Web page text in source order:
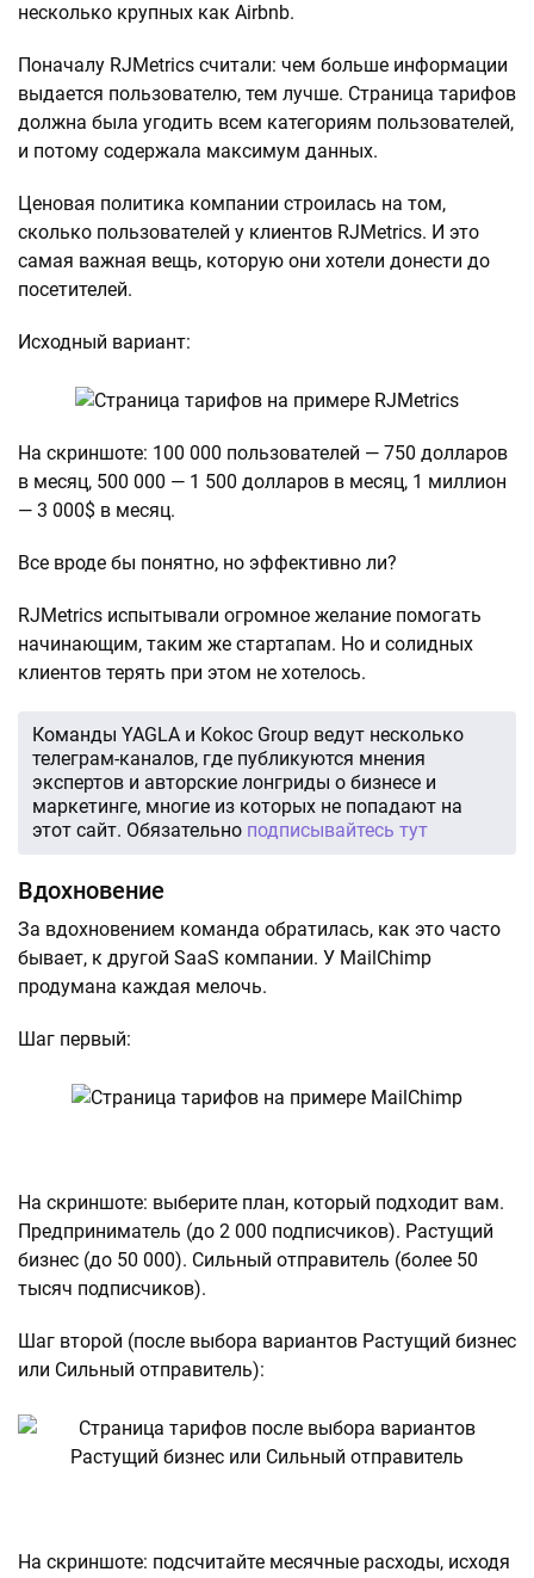
несколько крупных как Airbnb.
Поначалу RJMetrics считали: чем больше информации
выдается пользователю, тем лучше. Страница тарифов
должна была угодить всем категориям пользователей,
и потому содержала максимум данных.
Ценовая политика компании строилась на том,
сколько пользователей у клиентов RJMetrics. И это
самая важная вещь, которую они хотели донести до
посетителей.
Исходный вариант:
На скриншоте: 100 000 пользователей — 750 долларов
в месяц, 500 000 — 1 500 долларов в месяц, 1 миллион
— 3 000$ в месяц.
Все вроде бы понятно, но эффективно ли?
RJMetrics испытывали огромное желание помогать
начинающим, таким же стартапам. Но и солидных
клиентов терять при этом не хотелось.
Команды YAGLA и Kokoc Group ведут несколько
телеграм-каналов, где публикуются мнения
экспертов и авторские лонгриды о бизнесе и
маркетинге, многие из которых не попадают на
этот сайт. Обязательно подписывайтесь тут
Вдохновение
За вдохновением команда обратилась, как это часто
бывает, к другой SaaS компании. У MailChimp
продумана каждая мелочь.
Шаг первый:
На скриншоте: выберите план, который подходит вам.
Предприниматель (до 2 000 подписчиков). Растущий
бизнес (до 50 000). Сильный отправитель (более 50
тысяч подписчиков).
Шаг второй (после выбора вариантов Растущий бизнес
или Сильный отправитель):
На скриншоте: подсчитайте месячные расходы, исходя